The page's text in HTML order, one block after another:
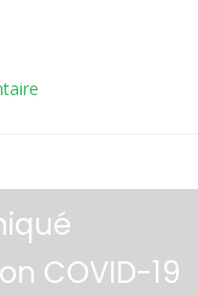
COVID-19